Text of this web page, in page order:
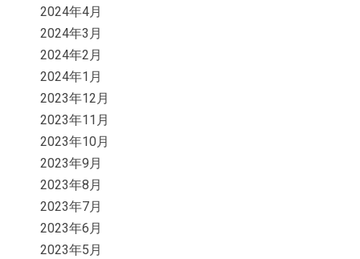
2024年4月
2024年3月
2024年2月
2024年1月
2023年12月
2023年11月
2023年10月
2023年9月
2023年8月
2023年7月
2023年6月
2023年5月